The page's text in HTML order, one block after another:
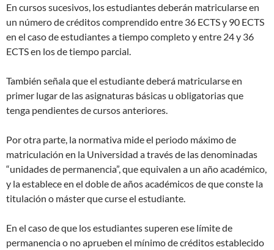
En cursos sucesivos, los estudiantes deberán matricularse en
un número de créditos comprendido entre 36 ECTS y 90 ECTS
en el caso de estudiantes a tiempo completo y entre 24 y 36
ECTS en los de tiempo parcial.
También señala que el estudiante deberá matricularse en
primer lugar de las asignaturas básicas u obligatorias que
tenga pendientes de cursos anteriores.
Por otra parte, la normativa mide el periodo máximo de
matriculación en la Universidad a través de las denominadas
“unidades de permanencia”, que equivalen a un año académico,
y la establece en el doble de años académicos de que conste la
titulación o máster que curse el estudiante.
En el caso de que los estudiantes superen ese límite de
permanencia o no aprueben el mínimo de créditos establecido